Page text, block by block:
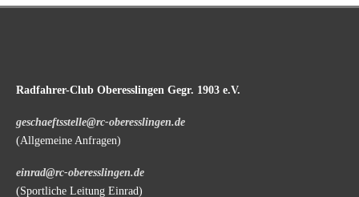
Radfahrer-Club Oberesslingen Gegr. 1903 e.V.
geschaeftsstelle@rc-oberesslingen.de
(Allgemeine Anfragen)
einrad@rc-oberesslingen.de
(Sportliche Leitung Einrad)